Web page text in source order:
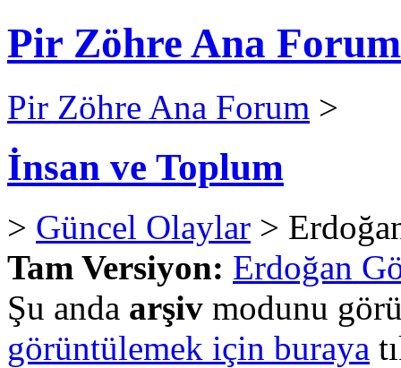
Pir Zöhre Ana Forum
Pir Zöhre Ana Forum >
İnsan ve Toplum
> Güncel Olaylar >
Tam Versiyon: Erdoğan
Şu anda arşiv modunu
görüntülemek için buraya